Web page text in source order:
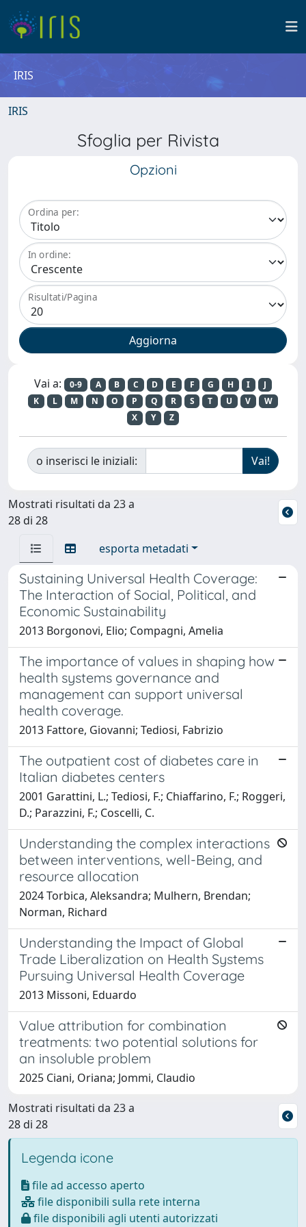
IRIS
IRIS
Sfoglia per Rivista
Opzioni
Ordina per:
In ordine:
Risultati/Pagina
Vai a: 0-9 A B C D E F G H I
J
K
L M N O P Q R S T U V
W
X
Y Z
o inserisci le iniziali:
Mostrati risultati da 23 a
28 di 28
esporta metadati
Sustaining Universal Health Coverage:
The Interaction of Social, Political, and
Economic Sustainability
2013 Borgonovi, Elio; Compagni, Amelia
The importance of values in shaping how
health systems governance and
management can support universal
health coverage.
2013 Fattore, Giovanni; Tediosi, Fabrizio
The outpatient cost of diabetes care in
Italian diabetes centers
2001 Garattini, L.; Tediosi, F.; Chiaffarino, F.; Roggeri,
D.; Parazzini, F.; Coscelli, C.
Understanding the complex interactions
between interventions, well-Being, and
resource allocation
2024 Torbica, Aleksandra; Mulhern, Brendan;
Norman, Richard
Understanding the Impact of Global
Trade Liberalization on Health Systems
Pursuing Universal Health Coverage
2013 Missoni, Eduardo
Value attribution for combination
treatments: two potential solutions for
an insoluble problem
2025 Ciani, Oriana; Jommi, Claudio
Mostrati risultati da 23 a
28 di 28
Legenda icone
file ad accesso aperto
file disponibili sulla rete interna
file disponibili agli utenti autorizzati